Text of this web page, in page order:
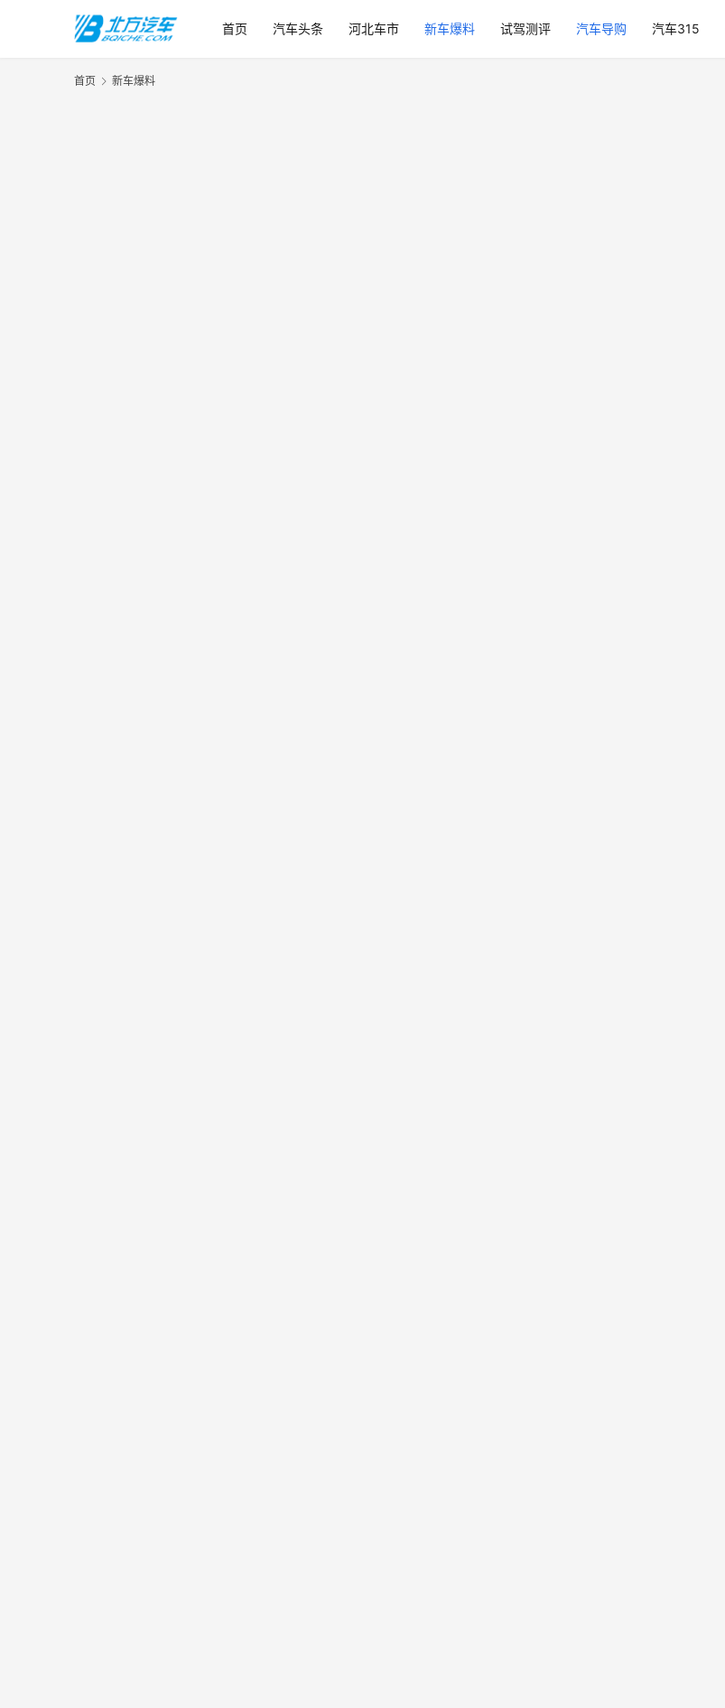
首页 汽车头条 河北车市 新车爆料 试驾测评 汽车导购 汽车315
首页 新车爆料